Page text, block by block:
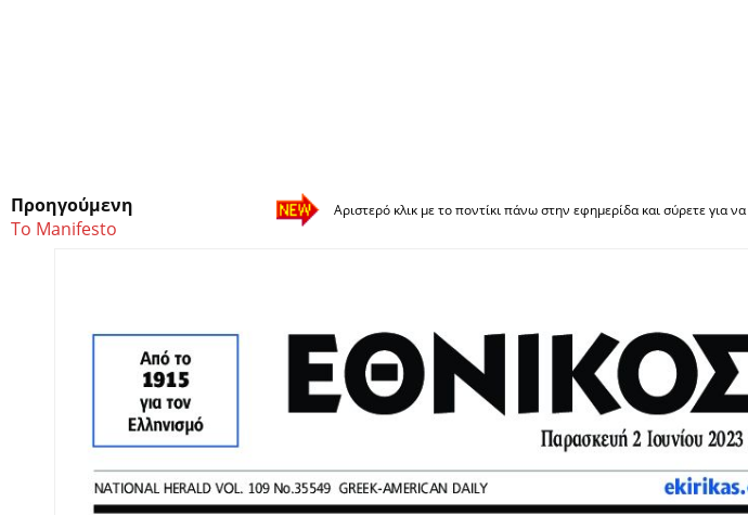
Αριστερό κλικ με το ποντίκι πάνω στην εφημερίδα και σύρετε για να
Προηγούμενη
Το Manifesto